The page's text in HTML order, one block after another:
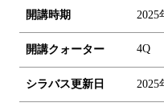
開講時期 2025
開講クォーター 4Q
シラバス更新日 2025